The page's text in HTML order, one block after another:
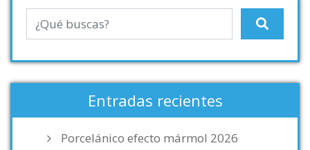
Entradas recientes
Porcelánico efecto mármol 2026